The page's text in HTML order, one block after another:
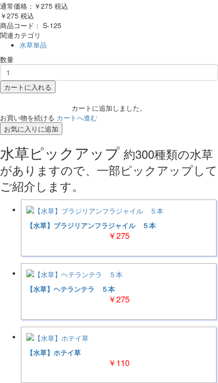
通常価格：￥275 税込
￥275 税込
商品コード： S-125
関連カテゴリ
水草単品
数量
カートに入れる
カートに追加しました。
お買い物を続ける カートへ進む
お気に入りに追加
水草ピックアップ 約300種類の水草
がありますので、一部ピックアップして
ご紹介します。
【水草】ブラジリアンフラジャイル ５本
￥275
【水草】ヘテランテラ ５本
￥275
【水草】ホテイ草
￥110